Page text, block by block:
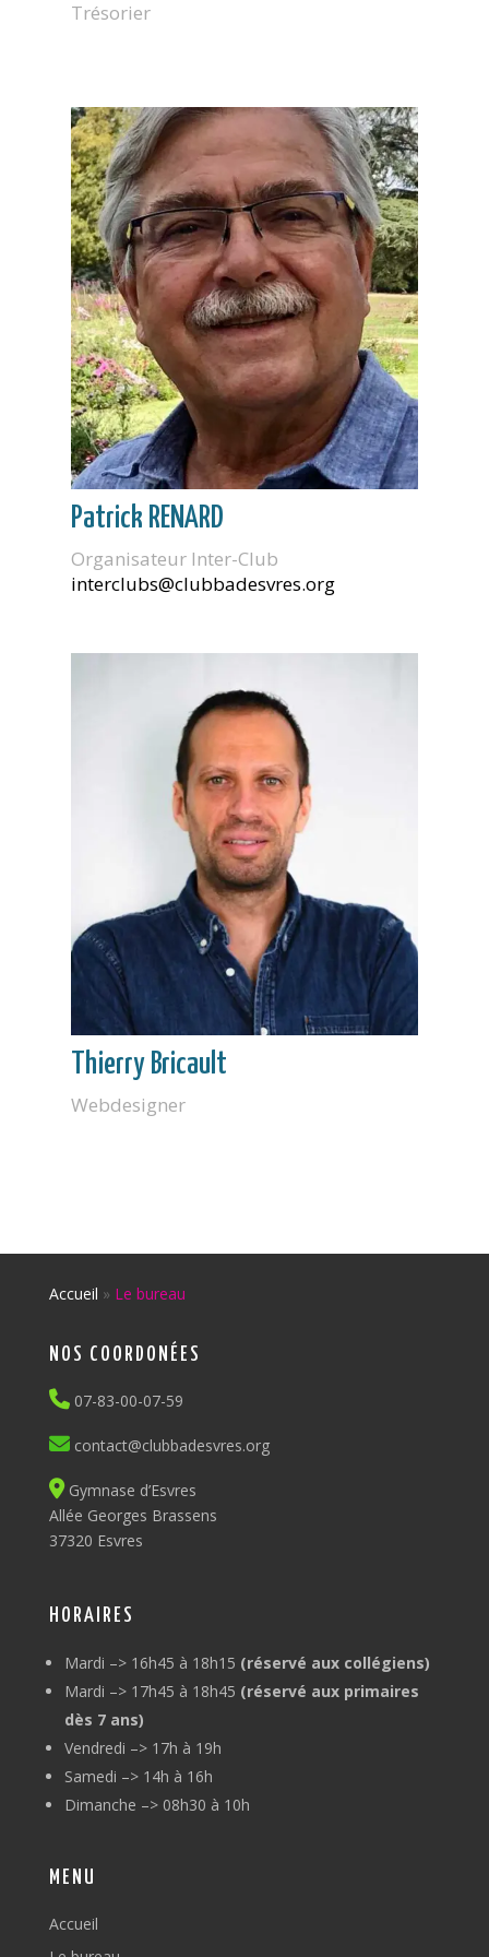
Trésorier
Patrick RENARD
Organisateur Inter-Club
interclubs@clubbadesvres.org
Thierry Bricault
Webdesigner
Accueil » Le bureau
NOS COORDONÉES
07-83-00-07-59
contact@clubbadesvres.org
Gymnase d’Esvres
Allée Georges Brassens
37320 Esvres
HORAIRES
Mardi –> 16h45 à 18h15 (réservé aux collégiens)
Mardi –> 17h45 à 18h45 (réservé aux primaires
dès 7 ans)
Vendredi –> 17h à 19h
Samedi –> 14h à 16h
Dimanche –> 08h30 à 10h
MENU
Accueil